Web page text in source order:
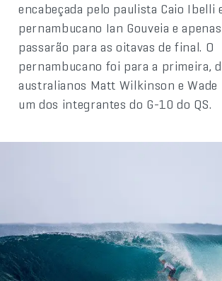
encabeçada pelo paulista Caio Ibelli
pernambucano Ian Gouveia e
passarão para as oitavas de final. O
pernambucano foi para a primeira,
australianos Matt Wilkinson e Wade
um dos integrantes do G-10 do QS.